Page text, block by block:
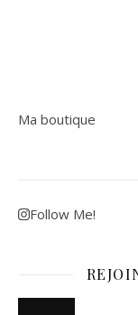
Ma boutique
Follow Me!